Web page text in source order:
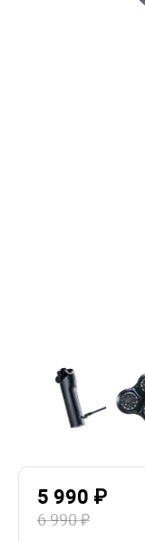
5 990 ₽
6 990 ₽